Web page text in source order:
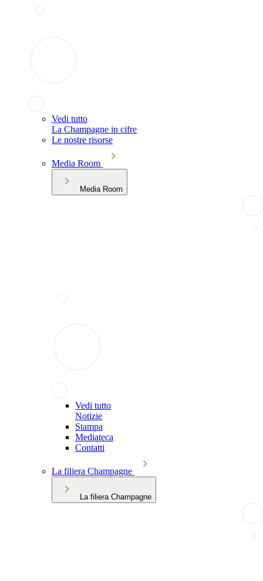
Vedi tutto
La Champagne in cifre
Le nostre risorse
Media Room
Media Room
Vedi tutto
Notizie
Stampa
Mediateca
Contatti
La filiera Champagne
La filiera Champagne